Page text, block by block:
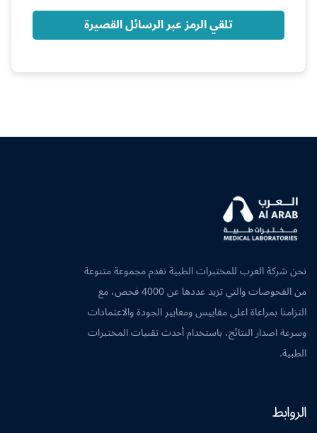
تلقي الرمز عبر الرسائل القصيرة
نحن شركة العرب للمختبرات الطبية نقدم مجموعة متنوعة
من الفحوصات والتي تزيد عددها عن 4000 فحص، مع
التزامنا بمراعاة اعلى مقاييس ومعايير الجودة والاعتمادات
وسرعة اصدار النتائج، باستخدام أحدث تقنيات المختبرات
الطبية.
الروابط